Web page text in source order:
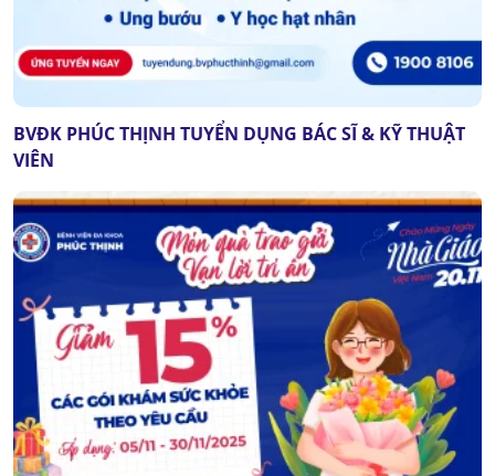
BVĐK PHÚC THỊNH TUYỂN DỤNG BÁC SĨ & KỸ THUẬT
VIÊN